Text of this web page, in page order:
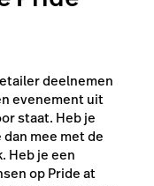
deelnemen
evenement uit
staat. Heb je
mee met de
Heb je een
op Pride at